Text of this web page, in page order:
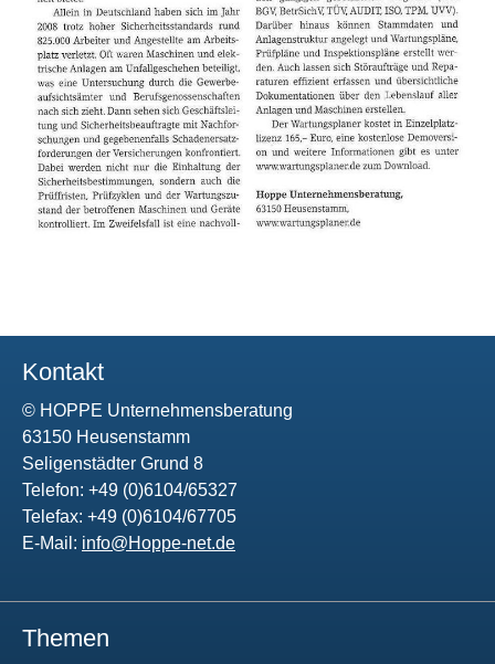
Kontakt
© HOPPE Unternehmensberatung
63150 Heusenstamm
Seligenstädter Grund 8
Telefon: +49 (0)6104/65327
Telefax: +49 (0)6104/67705
E-Mail: info@Hoppe-net.de
Themen